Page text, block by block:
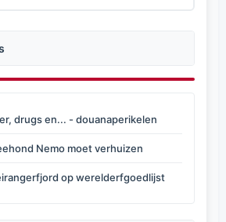
drugs en... - douanaperikelen
Nemo moet verhuizen
op werelderfgoedlijst